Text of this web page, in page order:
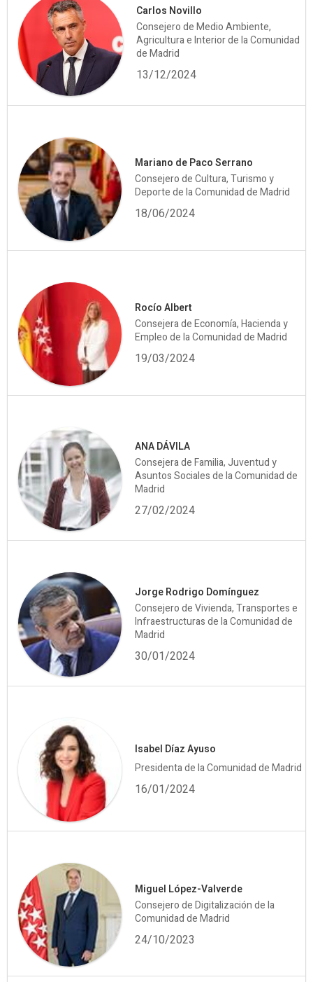
Carlos Novillo
Consejero de Medio Ambiente,
Agricultura e Interior de la Comunidad
de Madrid
13/12/2024
Mariano de Paco Serrano
Consejero de Cultura, Turismo y
Deporte de la Comunidad de Madrid
18/06/2024
Rocío Albert
Consejera de Economía, Hacienda y
Empleo de la Comunidad de Madrid
19/03/2024
ANA DÁVILA
Consejera de Familia, Juventud y
Asuntos Sociales de la Comunidad de
Madrid
27/02/2024
Jorge Rodrigo Domínguez
Consejero de Vivienda, Transportes e
Infraestructuras de la Comunidad de
Madrid
30/01/2024
Isabel Díaz Ayuso
Presidenta de la Comunidad de Madrid
16/01/2024
Miguel López-Valverde
Consejero de Digitalización de la
Comunidad de Madrid
24/10/2023